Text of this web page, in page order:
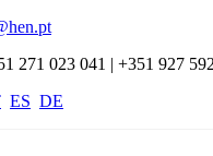
principal
271 023 041 | +351 927
ES DE